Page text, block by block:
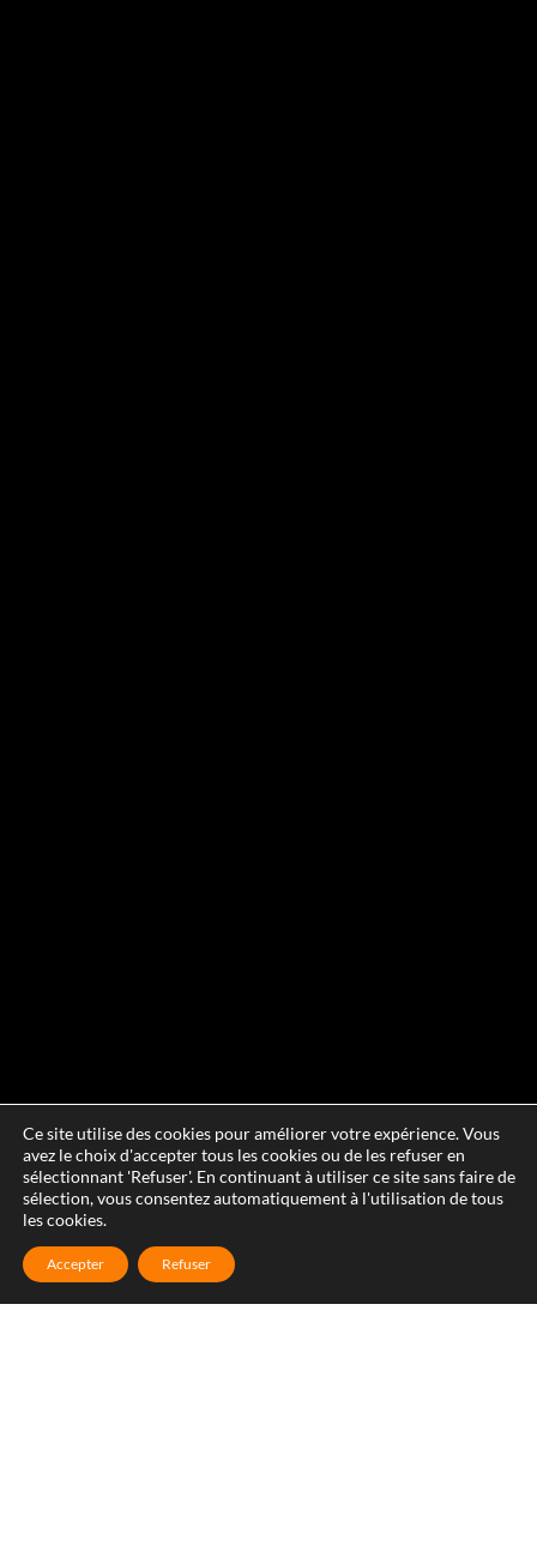
Ce site utilise des cookies pour améliorer votre expérience. Vous
avez le choix d'accepter tous les cookies ou de les refuser en
sélectionnant 'Refuser'. En continuant à utiliser ce site sans faire de
sélection, vous consentez automatiquement à l'utilisation de tous
les cookies.
Accepter Refuser